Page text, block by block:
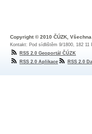
Copyright © 2010 ČÚZK,
Kontakt: Pod sídlištěm 9/1800, 182 11
RSS 2.0 Geoportál ČÚZK
RSS 2.0 Aplikace
RSS 2.0